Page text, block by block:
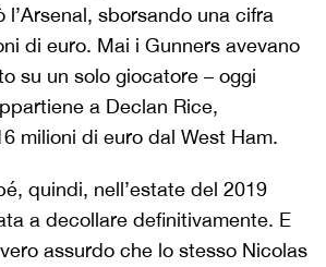
l’Arsenal, sborsando una cifra
di euro. Mai i Gunners avevano
su un solo giocatore – oggi
a Declan Rice,
milioni di euro dal West Ham.
quindi, nell’estate del 2019
a decollare definitivamente. E
assurdo che lo stesso Nicolas